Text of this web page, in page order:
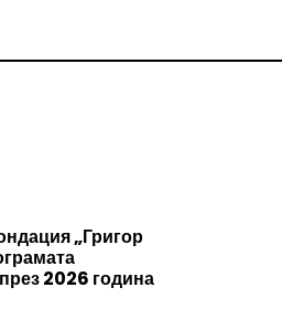
„Григор
2026 година